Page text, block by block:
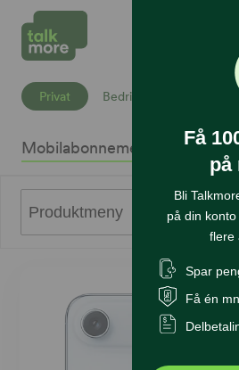
Privat Bedrift
Mobilabonnement
Produktmeny
Få
på
Bli
på din
flere
Spar
Få én